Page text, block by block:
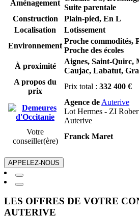
Aménagement
Suite parentale
Construction
Plain-pied, En L
Localisation
Lotissement
Environnement
Proche commodités,
Proche des écoles
À proximité
Aignes, Saint-Quirc,
Caujac, Labatut,
A propos du
prix
Prix total : 332 400 €
Agence de Auterive
Lot Hermes - ZI
Auterive
Votre
conseiller(ère)
Franck Maret
APPELEZ-NOUS
LES OFFRES DE VOTRE
AUTERIVE